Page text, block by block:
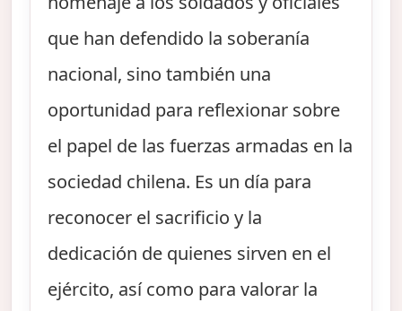
que han defendido la soberanía
nacional, sino también una
oportunidad para reflexionar sobre
el papel de las fuerzas armadas en la
sociedad chilena. Es un día para
reconocer el sacrificio y la
dedicación de quienes sirven en el
ejército, así como para valorar la